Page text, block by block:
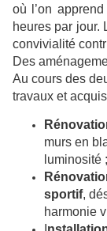
où l’on
heures par jour.
convivialité
Des
Au cours des
travaux et
murs en
luminosité ;
sportif,
harmonie